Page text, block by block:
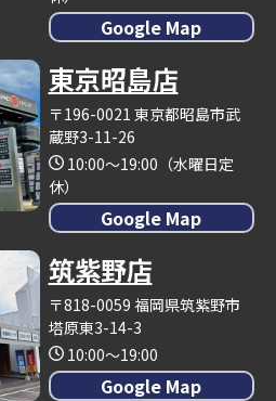
Google Map
東京昭島店
〒196-0021 東京都昭島市武
蔵野3-11-26
10:00～19:00（水曜日定
休）
Google Map
筑紫野店
〒818-0059 福岡県筑紫野市
塔原東3-14-3
10:00～19:00
Google Map